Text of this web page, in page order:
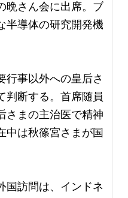
晩さん会に出席。ブ
半導体の研究開発機
行事以外への皇后さ
判断する。首席随員
さまの主治医で精神
中は秋篠宮さまが国
国訪問は、インドネ